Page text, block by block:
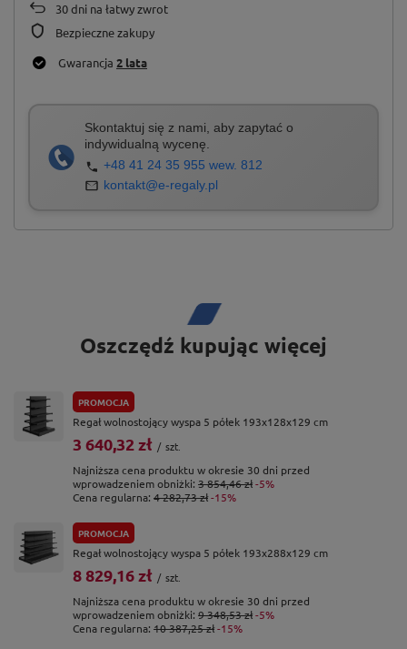
30dni na łatwy zwrot
Bezpieczne zakupy
Gwarancja 2 lata
Skontaktuj się z nami, aby zapytać o
indywidualną wycenę.
+48 41 24 35 955 wew. 812
kontakt@e-regaly.pl
Oszczędź kupując więcej
PROMOCJA
Regał wolnostojący wyspa 5 półek 193x128x129 cm
3 640,32 zł / szt.
Najniższa cena produktu w okresie 30 dni przed
wprowadzeniem obniżki: 3 854,46 zł-5%
Cena regularna: 4 282,73 zł-15%
PROMOCJA
Regał wolnostojący wyspa 5 półek 193x288x129 cm
8 829,16 zł / szt.
Najniższa cena produktu w okresie 30 dni przed
wprowadzeniem obniżki: 9 348,53 zł-5%
Cena regularna: 10 387,25 zł-15%